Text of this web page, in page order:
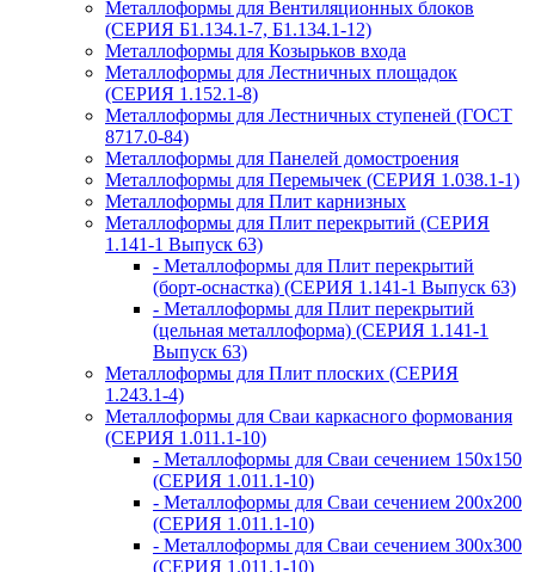
Металлоформы для Вентиляционных блоков
(СЕРИЯ Б1.134.1-7, Б1.134.1-12)
Металлоформы для Козырьков входа
Металлоформы для Лестничных площадок
(СЕРИЯ 1.152.1-8)
Металлоформы для Лестничных ступеней (ГОСТ
8717.0-84)
Металлоформы для Панелей домостроения
Металлоформы для Перемычек (СЕРИЯ 1.038.1-1)
Металлоформы для Плит карнизных
Металлоформы для Плит перекрытий (СЕРИЯ
1.141-1 Выпуск 63)
- Металлоформы для Плит перекрытий
(борт-оснастка) (СЕРИЯ 1.141-1 Выпуск 63)
- Металлоформы для Плит перекрытий
(цельная металлоформа) (СЕРИЯ 1.141-1
Выпуск 63)
Металлоформы для Плит плоских (СЕРИЯ
1.243.1-4)
Металлоформы для Сваи каркасного формования
(СЕРИЯ 1.011.1-10)
- Металлоформы для Сваи сечением 150х150
(СЕРИЯ 1.011.1-10)
- Металлоформы для Сваи сечением 200х200
(СЕРИЯ 1.011.1-10)
- Металлоформы для Сваи сечением 300х300
(СЕРИЯ 1.011.1-10)